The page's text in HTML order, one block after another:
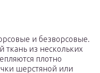
и безворсовые.
ткань из нескольких
плотно
шерстяной или